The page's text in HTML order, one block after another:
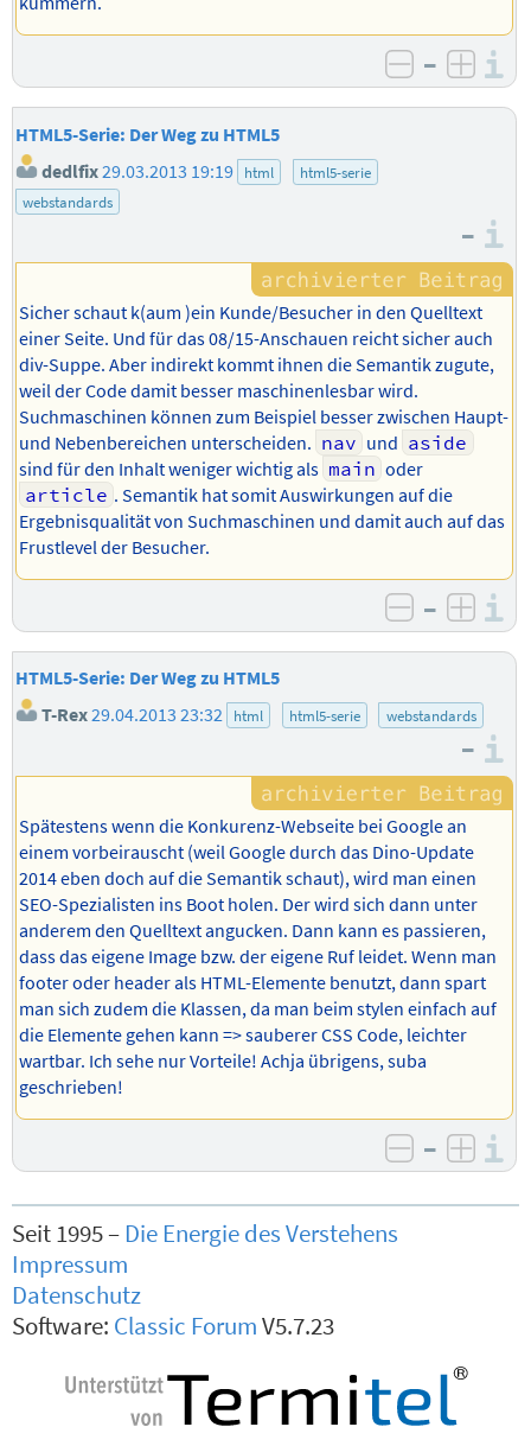
negativ
–
HTML5-Serie: Der Weg zu HTML5
dedlfix29.03.2013 19:19 html
html5-serie
webstandards
–
Sicher schaut k(aum )ein Kunde/Besucher in den Quelltext
einer Seite. Und für das 08/15-Anschauen reicht sicher auch
div-Suppe. Aber indirekt kommt ihnen die Semantik zugute,
weil der Code damit besser maschinenlesbar wird.
Suchmaschinen können zum Beispiel besser zwischen Haupt-
und Nebenbereichen unterscheiden. nav und aside
sind für den Inhalt weniger wichtig als main oder
article . Semantik hat somit Auswirkungen auf die
Ergebnisqualität von Suchmaschinen und damit auch auf das
Frustlevel der Besucher.
negativ
–
HTML5-Serie: Der Weg zu HTML5
T-Rex29.04.2013 23:32 html html5-serie webstandards
–
Spätestens wenn die Konkurenz-Webseite bei Google an
einem vorbeirauscht (weil Google durch das Dino-Update
2014 eben doch auf die Semantik schaut), wird man einen
SEO-Spezialisten ins Boot holen. Der wird sich dann unter
anderem den Quelltext angucken. Dann kann es passieren,
dass das eigene Image bzw. der eigene Ruf leidet. Wenn man
footer oder header als HTML-Elemente benutzt, dann spart
man sich zudem die Klassen, da man beim stylen einfach auf
die Elemente gehen kann => sauberer CSS Code, leichter
wartbar. Ich sehe nur Vorteile! Achja übrigens, suba
geschrieben!
negativ
–
Seit 1995 – Die Energie des Verstehens
Impressum
Datenschutz
Software: Classic ForumV5.7.23